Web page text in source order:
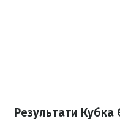
Результати Кубка